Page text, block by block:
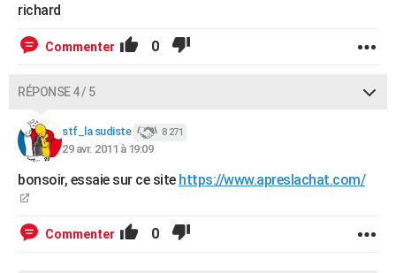
richard
Commenter 0
RÉPONSE 4 / 5
stf_la sudiste 8 271
29 avr. 2011 à 19:09
bonsoir, essaie sur ce site https://www.apreslachat.com/
Commenter 0